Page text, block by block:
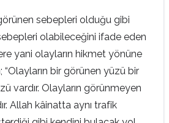
sebepleri olduğu gibi
olabileceğini ifade eden
yani olayların hikmet yönüne
“Olayların bir görünen yüzü bir
vardır. Olayların görünmeyen
Allah kâinatta aynı trafik